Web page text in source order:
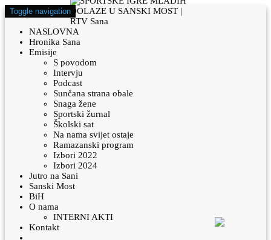
Toggle navigation
NASLOVNA
Hronika Sana
Emisije
S povodom
Intervju
Podcast
Sunčana strana obale
Snaga žene
Sportski žurnal
Školski sat
Na nama svijet ostaje
Ramazanski program
Izbori 2022
Izbori 2024
Jutro na Sani
Sanski Most
BiH
O nama
INTERNI AKTI
Kontakt